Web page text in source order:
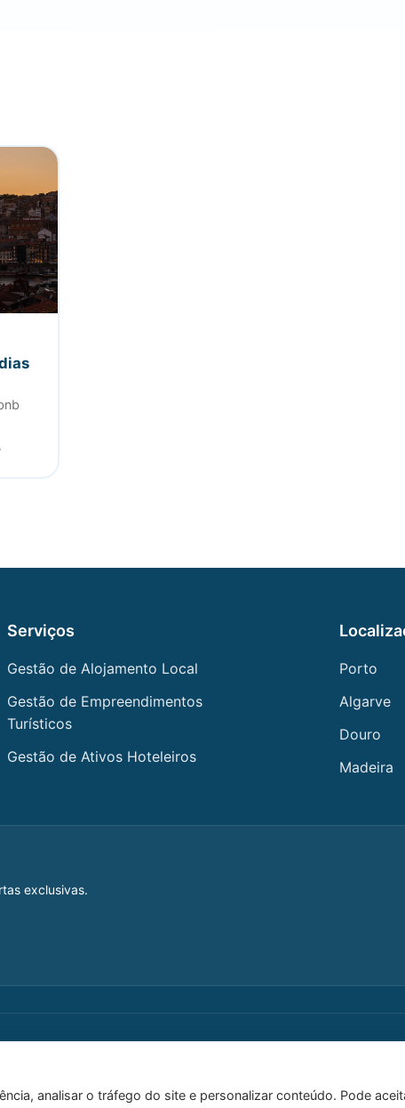
Serviços
Gestão de Alojamento Local
Gestão de Empreendimentos
Turísticos
Gestão de Ativos Hoteleiros
Porto
Algarve
Douro
Madeira
exclusivas.
analisar o tráfego do site e personalizar conteúdo. Pode